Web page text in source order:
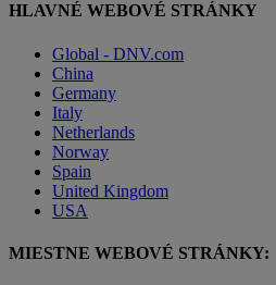
HLAVNÉ WEBOVÉ STRÁNKY
Global - DNV.com
China
Germany
Italy
Netherlands
Norway
Spain
United Kingdom
USA
MIESTNE WEBOVÉ STRÁNKY: